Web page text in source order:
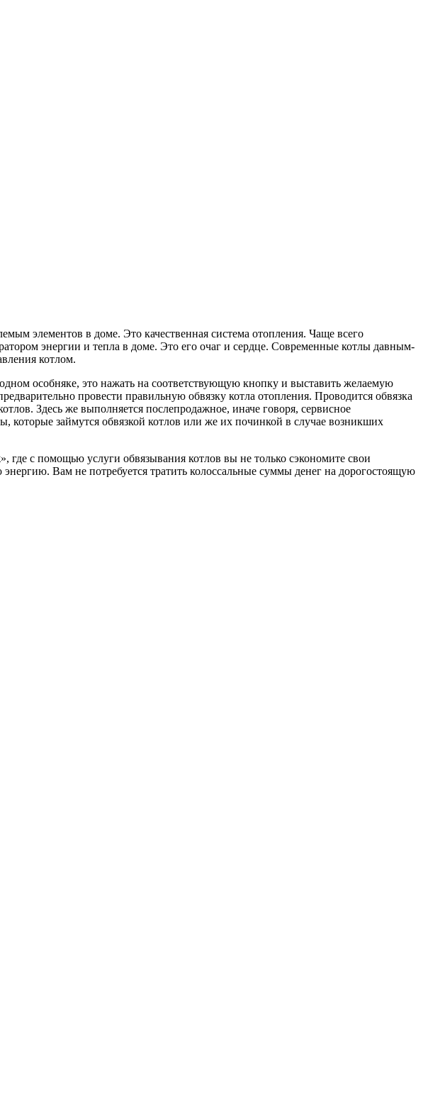
элементов в доме. Это качественная система отопления. Чаще всего
энергии и тепла в доме. Это его очаг и сердце. Современные котлы давным-
котлом.
особняке, это нажать на соответствующую кнопку и выставить желаемую
провести правильную обвязку котла отопления. Проводится обвязка
Здесь же выполняется послепродажное, иначе говоря, сервисное
которые займутся обвязкой котлов или же их починкой в случае возникших
где с помощью услуги обвязывания котлов вы не только сэкономите свои
Вам не потребуется тратить колоссальные суммы денег на дорогостоящую